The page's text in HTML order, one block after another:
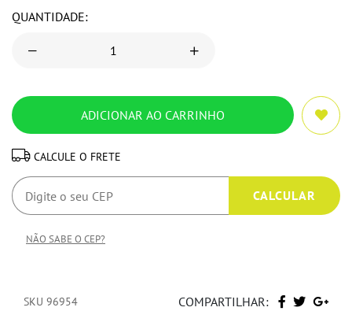
QUANTIDADE:
CALCULE O FRETE
NÃO SABE O CEP?
SKU 96954 COMPARTILHAR: